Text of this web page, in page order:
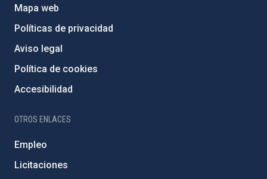
Mapa web
Políticas de privacidad
Aviso legal
Política de cookies
Accesibilidad
OTROS ENLACES
Empleo
Licitaciones